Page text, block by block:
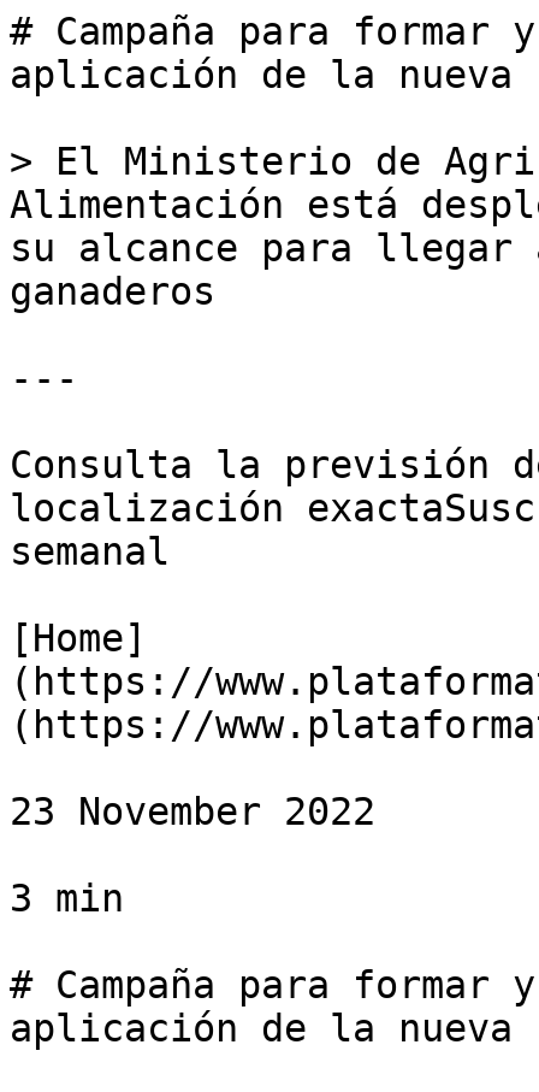
# Campaña para
aplicación de la nueva
> El Ministerio de
Alimentación está
su alcance para
ganaderos
---
Consulta la previsión
localización
semanal
[Home]
(https://
(https://
23 November 2022
3 min
# Campaña para
aplicación de la nueva